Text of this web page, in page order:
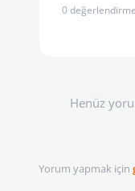
0 değerlendirme
Henüz
Yorum yapmak için